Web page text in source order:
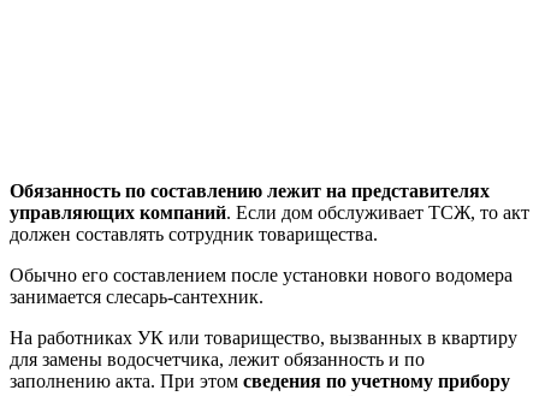
Обязанность по составлению лежит на представителях
управляющих компаний. Если дом обслуживает ТСЖ, то акт
должен составлять сотрудник товарищества.
Обычно его составлением после установки нового водомера
занимается слесарь-сантехник.
На работниках УК или товарищество, вызванных в квартиру
для замены водосчетчика, лежит обязанность и по
заполнению акта. При этом сведения по учетному прибору